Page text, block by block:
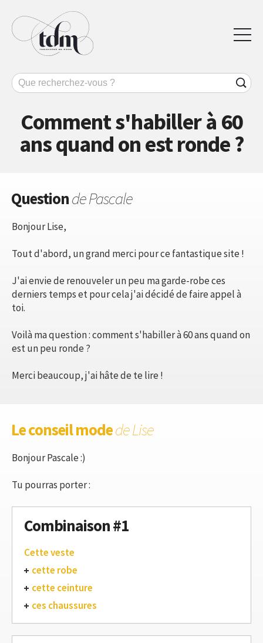
Comment s'habiller à 60
ans quand on est ronde ?
Questionde Pascale
Bonjour Lise,
Tout d'abord, un grand merci pour ce fantastique site !
J'ai envie de renouveler un peu ma garde-robe ces
derniers temps et pour cela j'ai décidé de faire appel à
toi.
Voilà ma question : comment s'habiller à 60 ans quand on
est un peu ronde ?
Merci beaucoup, j'ai hâte de te lire !
Le conseil modede Lise
Bonjour Pascale :)
Tu pourras porter :
Combinaison #1
Cette veste
cette robe
cette ceinture
ces chaussures